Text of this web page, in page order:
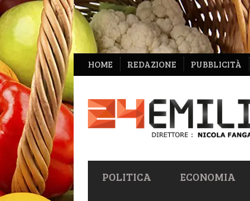
NAVIGAZIONE
SECONDARIA
HOME REDAZIONE PUBBLICITÀ
NAVIGAZIONE
PRIMARIA
POLITICA ECONOMIA